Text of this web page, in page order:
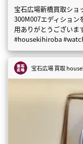
宝石広場新橋買取ショ
300M007エディショ
用ありがとうございま
#housekihiroba
宝石広場 買取